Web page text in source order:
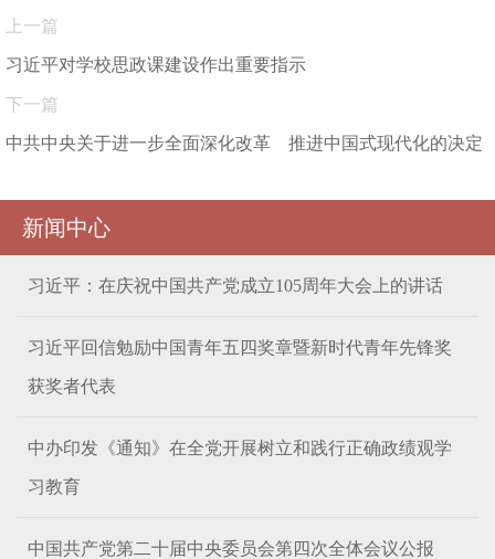
上一篇
习近平对学校思政课建设作出重要指示
下一篇
中共中央关于进一步全面深化改革 推进中国式现代化的决定
新闻中心
习近平：在庆祝中国共产党成立105周年大会上的讲话
习近平回信勉励中国青年五四奖章暨新时代青年先锋奖
获奖者代表
中办印发《通知》在全党开展树立和践行正确政绩观学
习教育
中国共产党第二十届中央委员会第四次全体会议公报